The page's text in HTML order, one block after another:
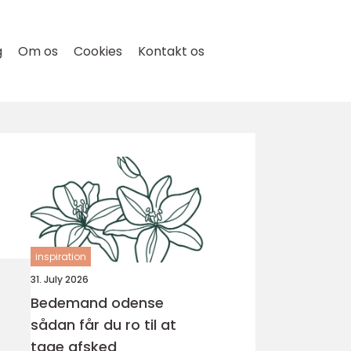
Om os Cookies Kontakt os
inspiration
31. July 2026
Bedemand odense
sådan får du ro til at
tage afsked